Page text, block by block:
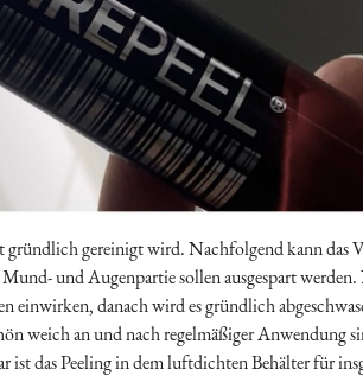
gereinigt wird. Nachfolgend kann das
und Augenpartie sollen ausgespart
einwirken, danach wird es gründlich
weich an und nach regelmäßiger Anwendung
das Peeling in dem luftdichten Behälter für